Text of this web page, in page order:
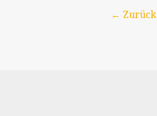
← Zurück